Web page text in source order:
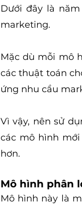
Dưới đây là
marketing.
Mặc dù mỗi mô
các thuật toán
ứng nhu cầu
Vì vậy, nên sử
các mô hình
hơn.
Mô hình phân
Mô hình này là